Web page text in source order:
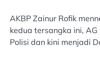
AKBP Zainur Rofik
kedua tersangka ini,
Polisi dan kini menjadi